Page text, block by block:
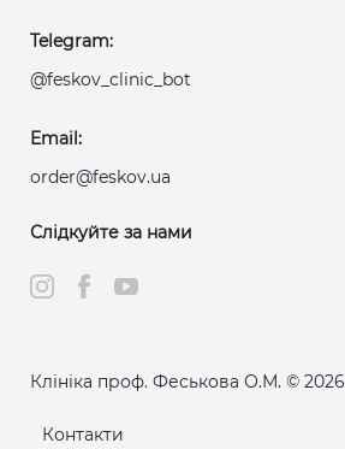
Telegram:
@feskov_clinic_bot
Email:
order@feskov.ua
Слідкуйте за нами
Клініка проф. Феськова О.М. © 2026
Контакти